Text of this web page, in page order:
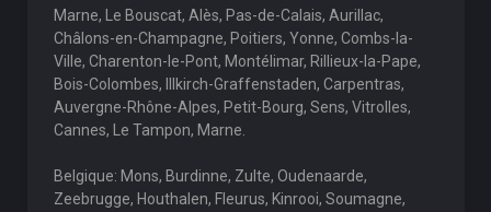
Marne, Le Bouscat, Alès, Pas-de-Calais, Aurillac,
Châlons-en-Champagne, Poitiers, Yonne, Combs-la-
Ville, Charenton-le-Pont, Montélimar, Rillieux-la-Pape,
Bois-Colombes, Illkirch-Graffenstaden, Carpentras,
Auvergne-Rhône-Alpes, Petit-Bourg, Sens, Vitrolles,
Cannes, Le Tampon, Marne.
Belgique: Mons, Burdinne, Zulte, Oudenaarde,
Zeebrugge, Houthalen, Fleurus, Kinrooi, Soumagne,